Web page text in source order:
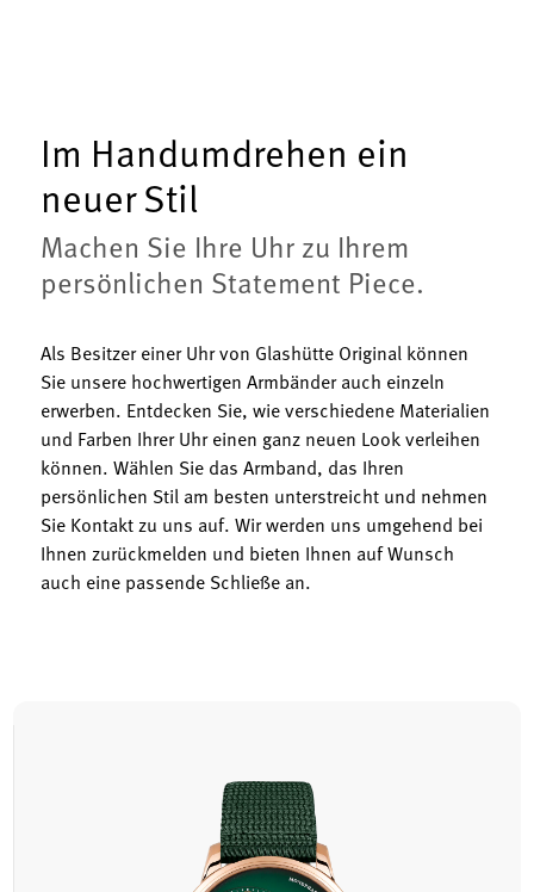
Im Handumdrehen ein
neuer Stil
Machen Sie Ihre Uhr zu Ihrem
persönlichen Statement Piece.
Als Besitzer einer Uhr von Glashütte Original können
Sie unsere hochwertigen Armbänder auch einzeln
erwerben. Entdecken Sie, wie verschiedene Materialien
und Farben Ihrer Uhr einen ganz neuen Look verleihen
können. Wählen Sie das Armband, das Ihren
persönlichen Stil am besten unterstreicht und nehmen
Sie Kontakt zu uns auf. Wir werden uns umgehend bei
Ihnen zurückmelden und bieten Ihnen auf Wunsch
auch eine passende Schließe an.